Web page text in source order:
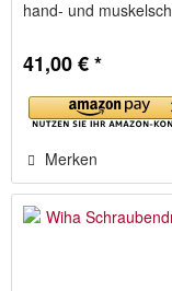
hand- und
41,00 € *
Merken